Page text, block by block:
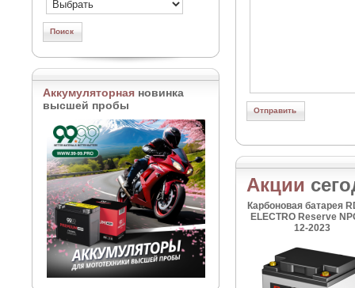
Аккумуляторная новинка
высшей пробы
Акции
Карбоновая батарея
ELECTRO Reserve
12-2023